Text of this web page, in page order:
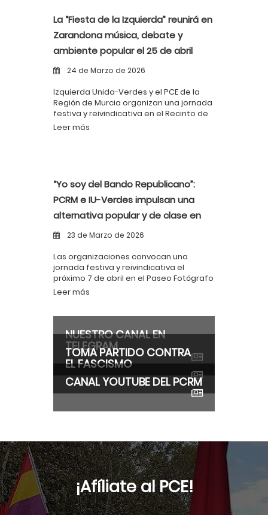
La “Fiesta de la Izquierda” reunirá en
Zarandona música, debate y
ambiente popular el 25 de abril
24 de Marzo de 2026
Izquierda Unida-Verdes y el PCE de la
Región de Murcia organizan una jornada
festiva y reivindicativa en el Recinto de
Fiestas Los Geranios, con entrada libre y
Leer más
“Yo soy del Bando Republicano”:
PCRM e IU-Verdes impulsan una
alternativa popular y de clase en
las Fiestas de Primavera
23 de Marzo de 2026
Las organizaciones convocan una
jornada festiva y reivindicativa el
próximo 7 de abril en el Paseo Fotógrafo
Verdú para recuperar la esencia
Leer más
NUESTRO CANAL EN
TELEGRAM
TOMA PARTIDO CONTRA
EL FASCISMO
CANAL YOUTUBE DEL PCRM
¡Afíliate al PCE!